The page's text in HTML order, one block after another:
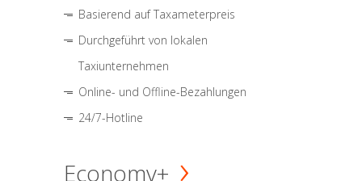
Basierend auf Taxameterpreis
Durchgeführt von lokalen
Taxiunternehmen
Online- und Offline-Bezahlungen
24/7-Hotline
Economy+